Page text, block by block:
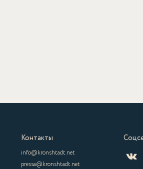
Контакты
info@kronshtadt.net
pressa@kronshtadt.net